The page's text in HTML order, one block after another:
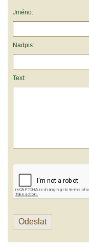
Jméno:
Nadpis:
Text: